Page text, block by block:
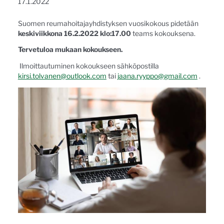
Suomen reumahoitajayhdistyksen vuosikokous pidetään
keskiviikkona 16.2.2022 klo:17.00teams kokouksena.
Tervetuloa mukaan kokoukseen.
Ilmoittautuminen kokoukseen sähköpostilla
kirsi.tolvanen@outlook.com tai jaana.ryyppo@gmail.com .